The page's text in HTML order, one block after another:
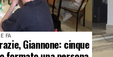
FA
Giannone: cinque